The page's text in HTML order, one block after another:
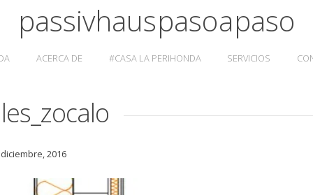
passivhaus paso a paso
ACERCA DE #CASA LA PERIHONDA SERVICIOS
2016